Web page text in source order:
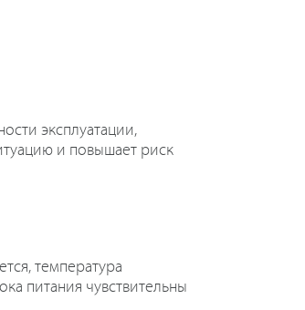
эксплуатации,
и повышает риск
температура
питания чувствительны